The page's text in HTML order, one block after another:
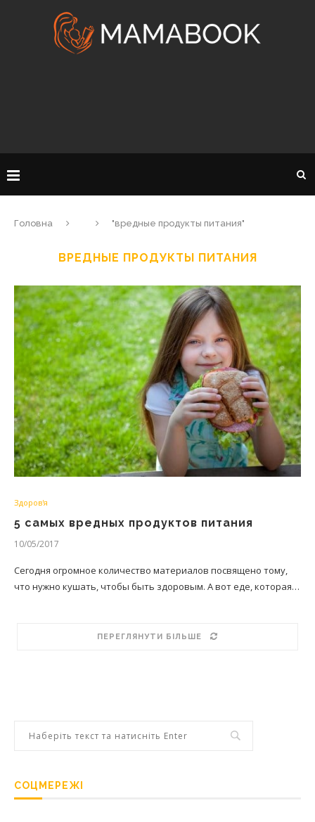
Головна "вредные продукты питания"
ВРЕДНЫЕ ПРОДУКТЫ ПИТАНИЯ
Здоров'я
5 самых вредных продуктов питания
10/05/2017
Сегодня огромное количество материалов посвящено тому,
что нужно кушать, чтобы быть здоровым. А вот еде, которая…
ПЕРЕГЛЯНУТИ БІЛЬШЕ
СОЦМЕРЕЖІ